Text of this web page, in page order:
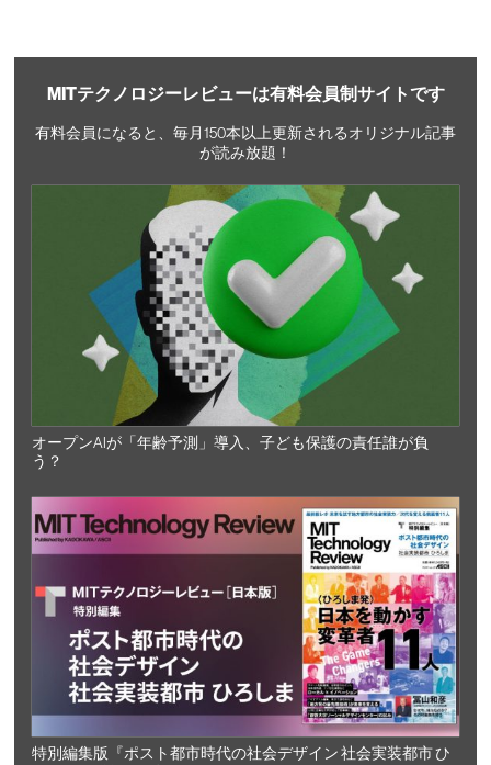
MITテクノロジーレビューは有料会員制サイトです
有料会員になると、毎月150本以上更新されるオリジナル記事
が読み放題！
オープンAIが「年齢予測」導入、子ども保護の責任誰が負
う？
特別編集版『ポスト都市時代の社会デザイン 社会実装都市 ひ